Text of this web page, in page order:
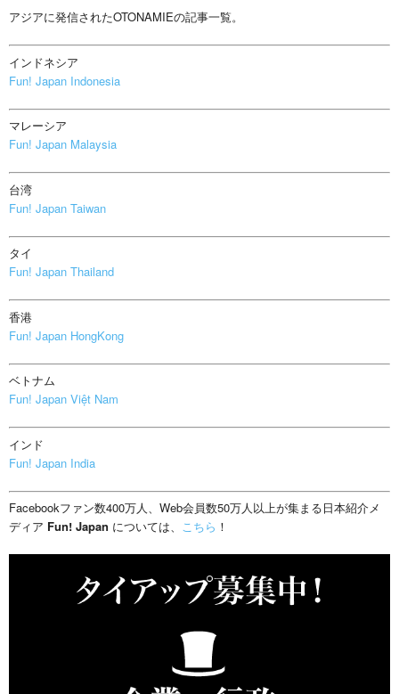
アジアに発信されたOTONAMIEの記事一覧。
インドネシア
Fun! Japan Indonesia
マレーシア
Fun! Japan Malaysia
台湾
Fun! Japan Taiwan
タイ
Fun! Japan Thailand
香港
Fun! Japan HongKong
ベトナム
Fun! Japan Việt Nam
インド
Fun! Japan India
Facebookファン数400万人、Web会員数50万人以上が集まる日本紹介メ
ディア Fun! Japan については、 こちら ！